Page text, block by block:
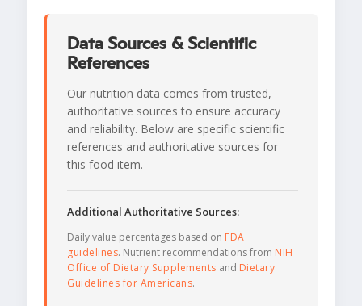
Data Sources & Scientific
References
Our nutrition data comes from trusted,
authoritative sources to ensure accuracy
and reliability. Below are specific scientific
references and authoritative sources for
this food item.
Additional Authoritative Sources:
Daily value percentages based on FDA
guidelines. Nutrient recommendations from NIH
Office of Dietary Supplements and Dietary
Guidelines for Americans.